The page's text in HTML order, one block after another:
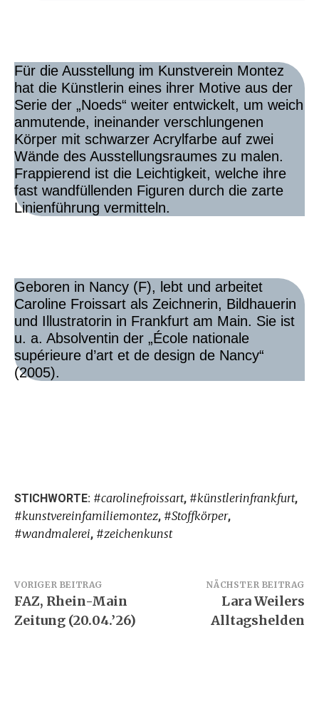
Für die Ausstellung im Kunstverein Montez
hat die Künstlerin eines ihrer Motive aus der
Serie der „Noeds“ weiter entwickelt, um weich
anmutende, ineinander verschlungenen
Körper mit schwarzer Acrylfarbe auf zwei
Wände des Ausstellungsraumes zu malen.
Frappierend ist die Leichtigkeit, welche ihre
fast wandfüllenden Figuren durch die zarte
Linienführung vermitteln.
Geboren in Nancy (F), lebt und arbeitet
Caroline Froissart als Zeichnerin, Bildhauerin
und Illustratorin in Frankfurt am Main. Sie ist
u. a. Absolventin der „École nationale
supérieure d’art et de design de Nancy“
(2005).
STICHWORTE: #carolinefroissart, #künstlerinfrankfurt,
#kunstvereinfamiliemontez, #Stoffkörper,
#wandmalerei, #zeichenkunst
Beitragsnavigation
VORIGER BEITRAG
FAZ, Rhein-Main
Zeitung (20.04.’26)
NÄCHSTER BEITRAG
Lara Weilers
Alltagshelden